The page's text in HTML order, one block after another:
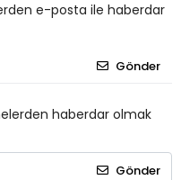
e-posta ile haberdar
Gönder
haberdar olmak
Gönder